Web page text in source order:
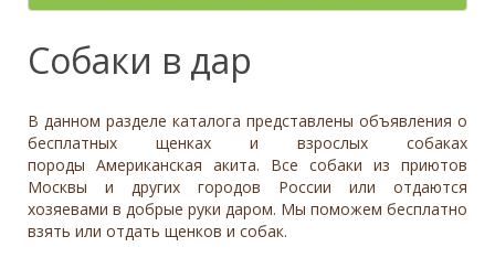
Средний Крупный
Тип
Семейная
Охотничья
Палевый
Серый
Дополнительные цвета
Черный
Белый
Серый
Коричневый
Нет
Отношение к детям
Равнодушное
Отношение к кошкам
Доброжелательное
Равнодушное
Может проявить агрессию
- неважно -
Приучен к поводку
- неважно -
Дрессировка
Да
Нет
Необычный окрас
Отдаётся в
- не уточнено -
Собаки в дар
В данном разделе каталога представлены объявления о
бесплатных щенках и взрослых собаках
породы Американская акита. Все собаки из приютов
Москвы и других городов России или отдаются
хозяевами в добрые руки даром. Мы поможем бесплатно
взять или отдать щенков и собак.